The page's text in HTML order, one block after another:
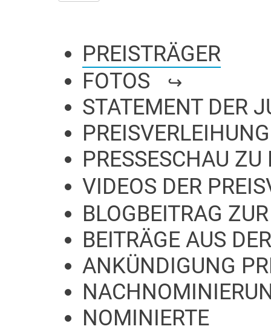
PREISTRÄGER
FOTOS
STATEMENT DER
PREISVERLEIHUNG
PRESSESCHAU
VIDEOS DER
BLOGBEITRAG
BEITRÄGE AUS
ANKÜNDIGUNG
NOMINIERTE